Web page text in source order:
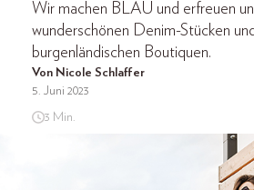
Wir machen BLAU und erfreuen
wunderschönen Denim-Stücken
burgenländischen Boutiquen.
Von Nicole Schlaffer
5. Juni 2023
3 Min.